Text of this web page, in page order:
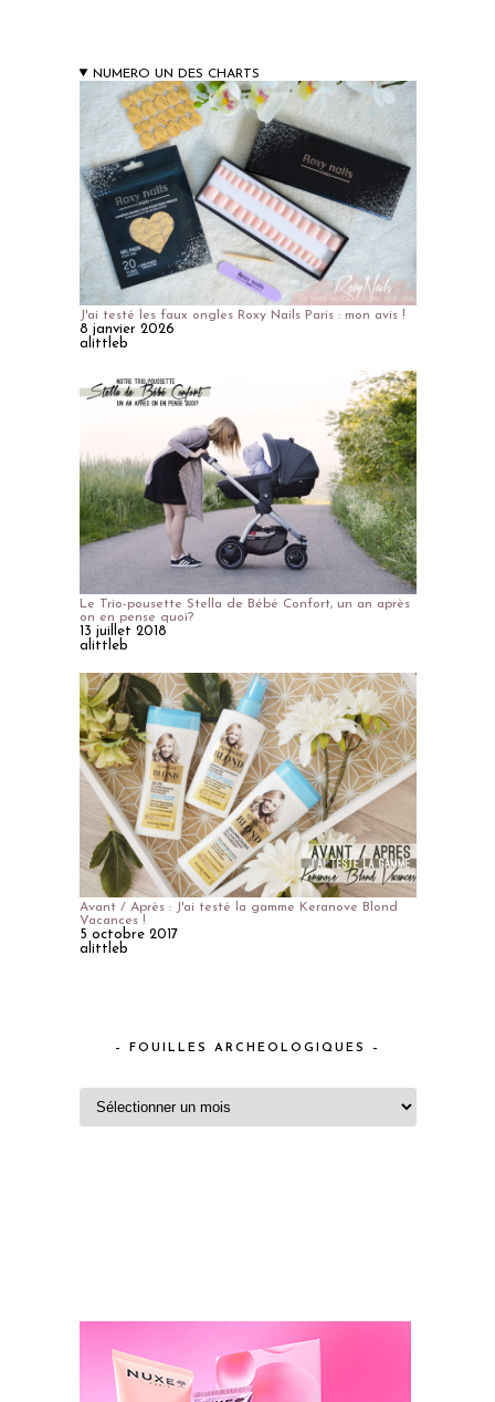
NUMERO UN DES CHARTS
J'ai testé les faux ongles Roxy Nails Paris : mon avis !
8 janvier 2026
alittleb
Le Trio-pousette Stella de Bébé Confort, un an après
on en pense quoi?
13 juillet 2018
alittleb
Avant / Après : J'ai testé la gamme Keranove Blond
Vacances !
5 octobre 2017
alittleb
– FOUILLES ARCHEOLOGIQUES –